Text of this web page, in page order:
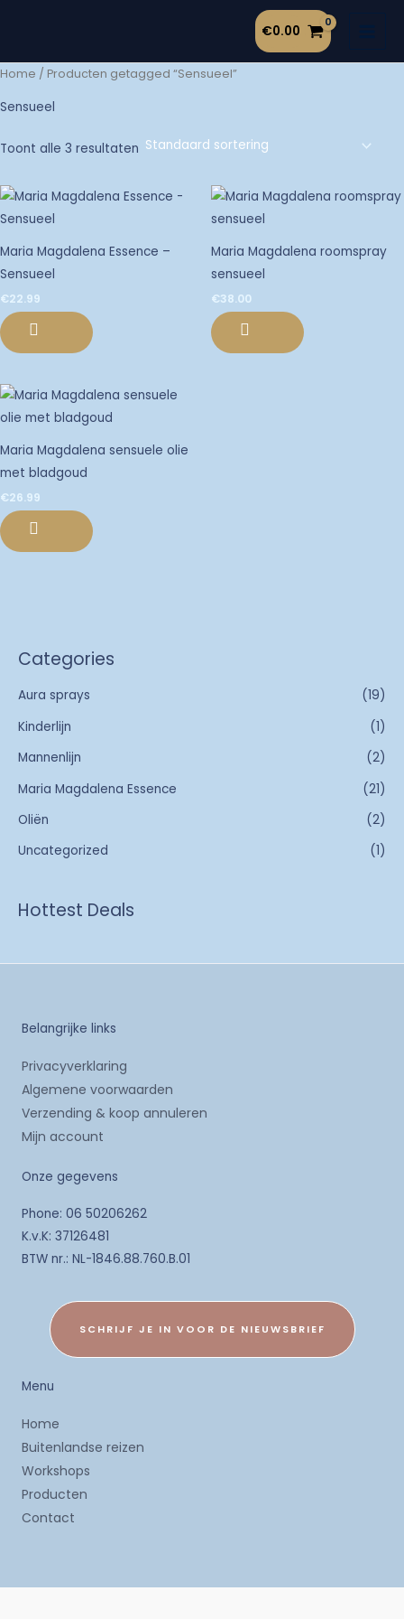
inhoud
€0.00
Categories
Aura sprays
(19)
Kinderlijn
(1)
Mannenlijn
(2)
Maria Magdalena Essence
(21)
Oliën
(2)
Uncategorized
(1)
Hottest Deals
Home / Producten getagged “Sensueel”
Sensueel
Toont alle 3 resultaten
Maria Magdalena Essence –
Sensueel
€22.99
Maria Magdalena roomspray
sensueel
€38.00
Maria Magdalena sensuele olie
met bladgoud
€26.99
Menu
Home
Buitenlandse reizen
Workshops
Producten
Contact
Onze gegevens
Phone: 06 50206262
K.v.K: 37126481
BTW nr.: NL-1846.88.760.B.01
SCHRIJF JE IN VOOR DE NIEUWSBRIEF
Belangrijke links
Privacyverklaring
Algemene voorwaarden
Verzending & koop annuleren
Mijn account